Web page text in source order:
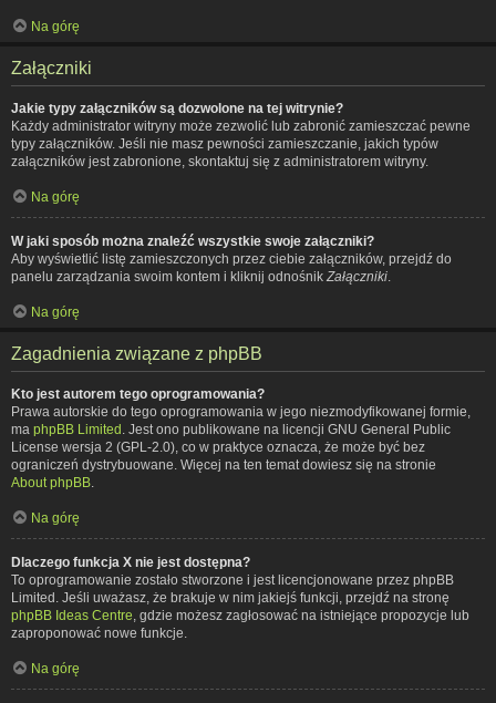
Na górę
Załączniki
Jakie typy załączników są dozwolone na tej witrynie?
Każdy administrator witryny może zezwolić lub zabronić zamieszczać pewne
typy załączników. Jeśli nie masz pewności zamieszczanie, jakich typów
załączników jest zabronione, skontaktuj się z administratorem witryny.
Na górę
W jaki sposób można znaleźć wszystkie swoje załączniki?
Aby wyświetlić listę zamieszczonych przez ciebie załączników, przejdź do
panelu zarządzania swoim kontem i kliknij odnośnik Załączniki
Na górę
Zagadnienia związane z phpBB
Kto jest autorem tego oprogramowania?
Prawa autorskie do tego oprogramowania w jego niezmodyfikowanej formie,
ma phpBB Limited . Jest ono publikowane na licencji GNU General Public
License wersja 2 (GPL-2.0), co w praktyce oznacza, że może być bez
ograniczeń dystrybuowane. Więcej na ten temat dowiesz się na stronie
About phpBB
Na górę
Dlaczego funkcja X nie jest dostępna?
To oprogramowanie zostało stworzone i jest licencjonowane przez phpBB
Limited. Jeśli uważasz, że brakuje w nim jakiejś funkcji, przejdź na stronę
phpBB Ideas Centre , gdzie możesz zagłosować na istniejące propozycje lub
zaproponować nowe funkcje.
Na górę